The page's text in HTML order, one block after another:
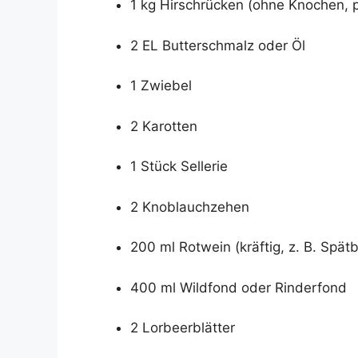
1 kg Hirschrücken (ohne Knochen,
2 EL Butterschmalz oder Öl
1 Zwiebel
2 Karotten
1 Stück Sellerie
2 Knoblauchzehen
200 ml Rotwein (kräftig, z. B.
400 ml Wildfond oder Rinderfond
2 Lorbeerblätter